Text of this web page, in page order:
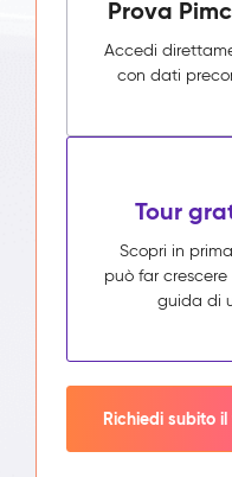
Prova
Accedi
con dati
Tour
Scopri in
può far
guida di
Richiedi subito